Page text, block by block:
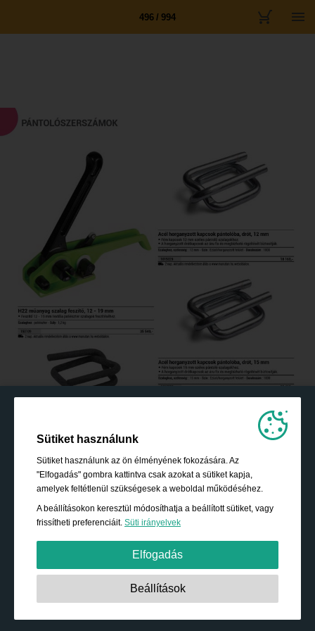
496 / 994
Sütiket használunk
Sütiket használunk az ön élményének fokozására. Az
"Elfogadás" gombra kattintva csak azokat a sütiket kapja,
amelyek feltétlenül szükségesek a weboldal működéséhez.
A beállításokon keresztül módosíthatja a beállított sütiket, vagy
frissítheti preferenciáit. Süti irányelvek
Elfogadás
Szigorúan szükséges:
Ezek a sütik elengedhetetlenek az
Beállítások